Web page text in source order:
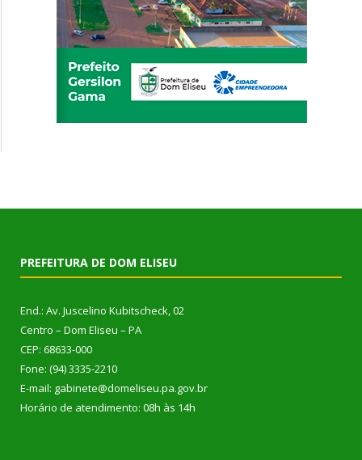
PREFEITURA DE DOM ELISEU
End.: Av. Juscelino Kubitscheck, 02
Centro – Dom Eliseu – PA
CEP: 68633-000
Fone: (94) 3335-2210
E-mail: gabinete@domeliseu.pa.gov.br
Horário de atendimento: 08h às 14h